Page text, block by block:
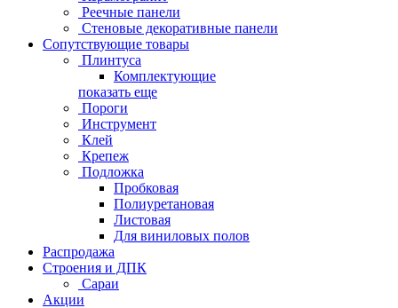
Реечные панели
Стеновые декоративные панели
Сопутствующие товары
Плинтуса
Комплектующие
показать еще
Пороги
Инструмент
Клей
Крепеж
Подложка
Пробковая
Полиуретановая
Листовая
Для виниловых полов
Распродажа
Строения и ДПК
Сараи
Акции